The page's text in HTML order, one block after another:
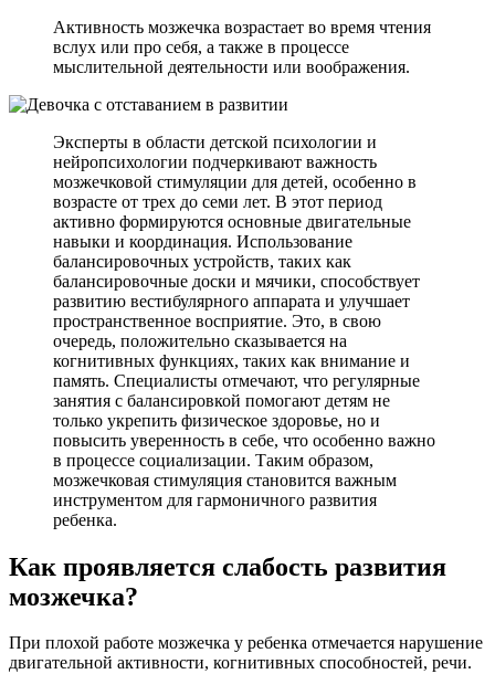
Активность мозжечка возрастает во время чтения
вслух или про себя, а также в процессе
мыслительной деятельности или воображения.
Эксперты в области детской психологии и
нейропсихологии подчеркивают важность
мозжечковой стимуляции для детей, особенно в
возрасте от трех до семи лет. В этот период
активно формируются основные двигательные
навыки и координация. Использование
балансировочных устройств, таких как
балансировочные доски и мячики, способствует
развитию вестибулярного аппарата и улучшает
пространственное восприятие. Это, в свою
очередь, положительно сказывается на
когнитивных функциях, таких как внимание и
память. Специалисты отмечают, что регулярные
занятия с балансировкой помогают детям не
только укрепить физическое здоровье, но и
повысить уверенность в себе, что особенно важно
в процессе социализации. Таким образом,
мозжечковая стимуляция становится важным
инструментом для гармоничного развития
ребенка.
Как проявляется слабость развития
мозжечка?
При плохой работе мозжечка у ребенка отмечается нарушение
двигательной активности, когнитивных способностей, речи.